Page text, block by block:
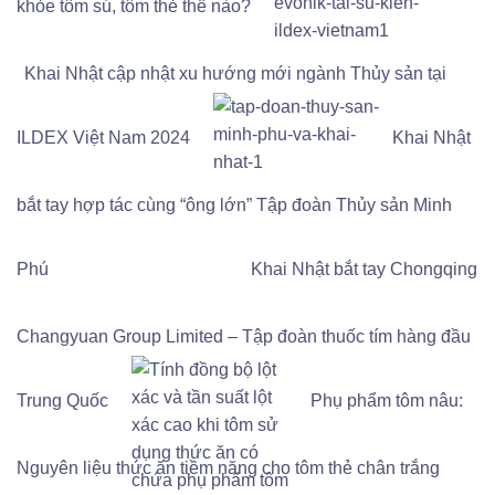
khỏe tôm sú, tôm thẻ thế nào?
Khai Nhật cập nhật xu hướng mới ngành Thủy sản tại
ILDEX Việt Nam 2024 Khai Nhật
bắt tay hợp tác cùng “ông lớn” Tập đoàn Thủy sản Minh
Phú Khai Nhật bắt tay Chongqing
Changyuan Group Limited – Tập đoàn thuốc tím hàng đầu
Trung Quốc Phụ phẩm tôm nâu:
Nguyên liệu thức ăn tiềm năng cho tôm thẻ chân trắng